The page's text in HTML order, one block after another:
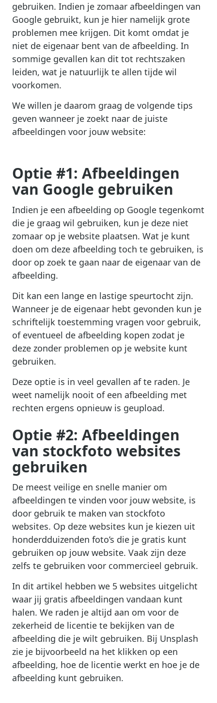
gebruiken. Indien je zomaar afbeeldingen van
Google gebruikt, kun je hier namelijk grote
problemen mee krijgen. Dit komt omdat je
niet de eigenaar bent van de afbeelding. In
sommige gevallen kan dit tot rechtszaken
leiden, wat je natuurlijk te allen tijde wil
voorkomen.
We willen je daarom graag de volgende tips
geven wanneer je zoekt naar de juiste
afbeeldingen voor jouw website:
Optie #1: Afbeeldingen
van Google gebruiken
Indien je een afbeelding op Google tegenkomt
die je graag wil gebruiken, kun je deze niet
zomaar op je website plaatsen. Wat je kunt
doen om deze afbeelding toch te gebruiken, is
door op zoek te gaan naar de eigenaar van de
afbeelding.
Dit kan een lange en lastige speurtocht zijn.
Wanneer je de eigenaar hebt gevonden kun je
schriftelijk toestemming vragen voor gebruik,
of eventueel de afbeelding kopen zodat je
deze zonder problemen op je website kunt
gebruiken.
Deze optie is in veel gevallen af te raden. Je
weet namelijk nooit of een afbeelding met
rechten ergens opnieuw is geupload.
Optie #2: Afbeeldingen
van stockfoto websites
gebruiken
De meest veilige en snelle manier om
afbeeldingen te vinden voor jouw website, is
door gebruik te maken van stockfoto
websites. Op deze websites kun je kiezen uit
honderdduizenden foto’s die je gratis kunt
gebruiken op jouw website. Vaak zijn deze
zelfs te gebruiken voor commercieel gebruik.
In dit artikel hebben we 5 websites uitgelicht
waar jij gratis afbeeldingen vandaan kunt
halen. We raden je altijd aan om voor de
zekerheid de licentie te bekijken van de
afbeelding die je wilt gebruiken. Bij Unsplash
zie je bijvoorbeeld na het klikken op een
afbeelding, hoe de licentie werkt en hoe je de
afbeelding kunt gebruiken.